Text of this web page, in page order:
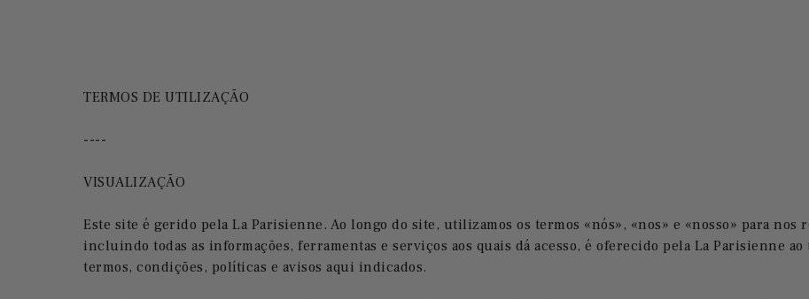
TERMOS DE UTILIZAÇÃO
----
VISUALIZAÇÃO
Este site é gerido pela La Parisienne. Ao longo do site, utilizamos os termos «nós», «nos» e «nosso» para nos
incluindo todas as informações, ferramentas e serviços aos quais dá acesso, é oferecido pela La Parisienne ao
termos, condições, políticas e avisos aqui indicados.